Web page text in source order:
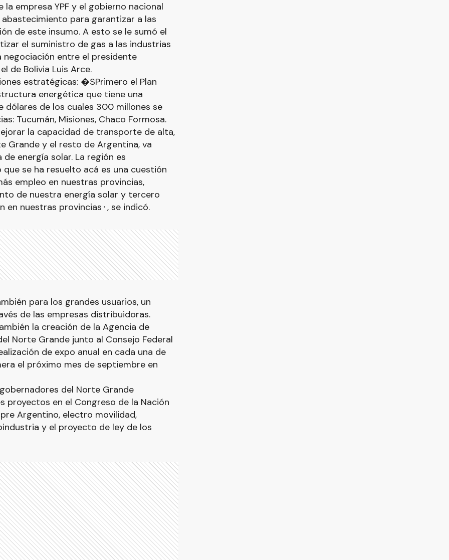
empresa YPF y el gobierno nacional
para garantizar a las
de este insumo. A esto se le sumó el
el suministro de gas a las industrias
entre el presidente
de Bolivia Luis Arce.
estratégicas: �SPrimero el Plan
energética que tiene una
dólares de los cuales 300 millones se
Tucumán, Misiones, Chaco Formosa.
la capacidad de transporte de alta,
Grande y el resto de Argentina, va
energía solar. La región es
se ha resuelto acá es una cuestión
empleo en nuestras provincias,
de nuestra energía solar y tercero
en nuestras provincias⬝, se indicó.
para los grandes usuarios, un
de las empresas distribuidoras.
la creación de la Agencia de
Norte Grande junto al Consejo Federal
de expo anual en cada una de
el próximo mes de septiembre en
del Norte Grande
proyectos en el Congreso de la Nación
Argentino, electro movilidad,
y el proyecto de ley de los